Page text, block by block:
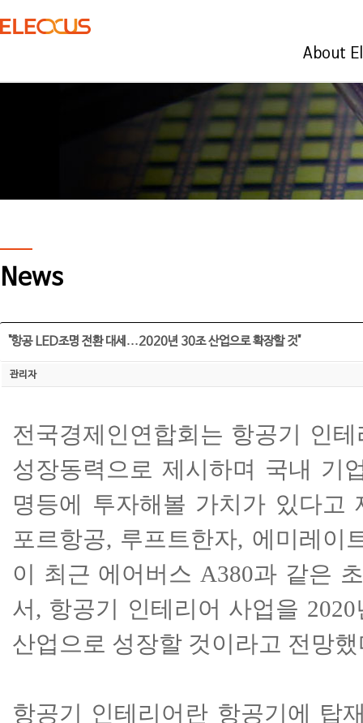
About
News
"항공 LED조명 전환 대세…2020년 30조 산업으로 확장할 것"
관리자
전국경제인연합회는 항공기 인
성장동력으로 제시하며 국내 기
명등에 투자해볼 가치가 있다고
포르항공, 루프트한자, 에미레이
이 최근 에어버스 A380과 같은
서, 항공기 인테리어 사업을
산업으로 성장할 것이라고 전망했
항공기 인테리어란 항공기에 탑